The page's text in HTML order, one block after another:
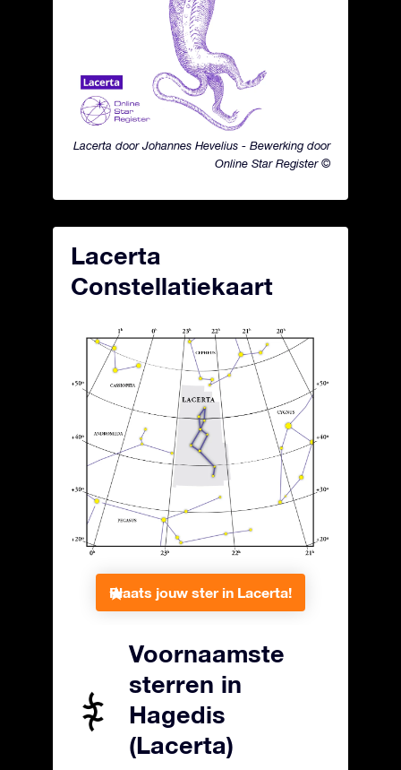
Lacerta door Johannes Hevelius - Bewerking door
Online Star Register ©
Lacerta
Constellatiekaart
Plaats jouw ster in Lacerta!
Voornaamste
sterren in
Hagedis
(Lacerta)